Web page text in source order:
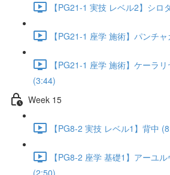
【PG21-1 実技 レベル2】シ
【PG21-1 座学 施術】パンチ
【PG21-1 座学 施術】ケーラ
(3:44)
Week 15
【PG8-2 実技 レベル1】背中
【PG8-2 座学 基礎1】アーユ
(2:50)